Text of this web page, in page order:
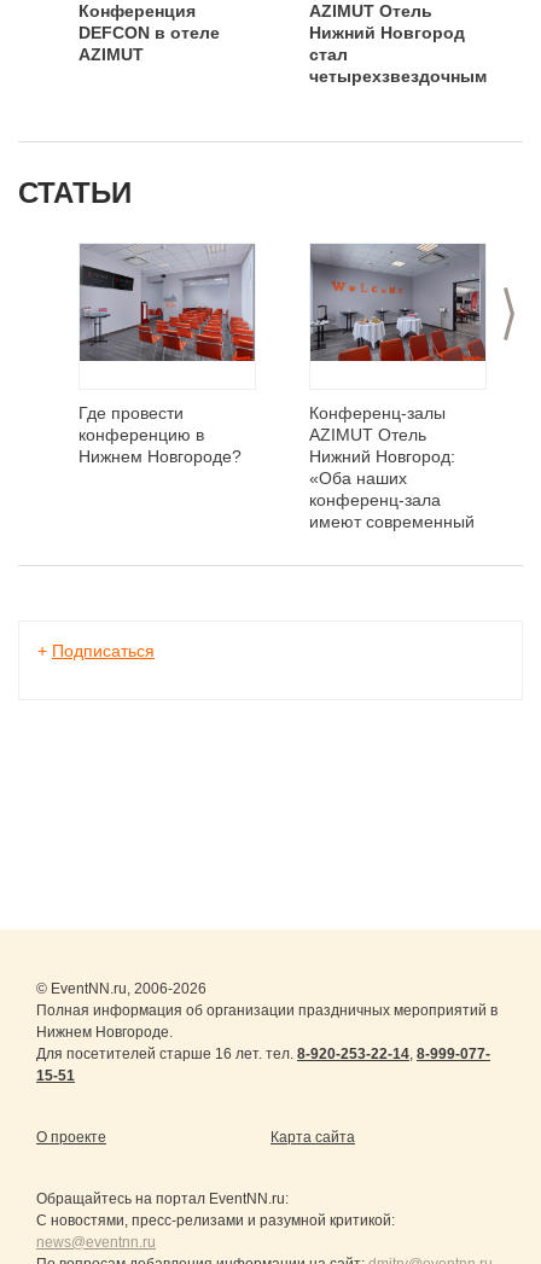
Конференция
DEFCON в отеле
AZIMUT
AZIMUT Отель
Нижний Новгород
стал
четырехзвездочным
СТАТЬИ
>
Где провести
конференцию в
Нижнем Новгороде?
Конференц-залы
AZIMUT Отель
Нижний Новгород:
«Оба наших
конференц-зала
имеют современный
оборудованы
+ Подписаться
© EventNN.ru, 2006-2026
Полная информация об организации праздничных мероприятий в
Нижнем Новгороде.
Для посетителей старше 16 лет. тел. 8-920-253-22-14, 8-999-077-
15-51
О проекте Карта сайта
Обращайтесь на портал EventNN.ru:
С новостями, пресс-релизами и разумной критикой:
news@eventnn.ru